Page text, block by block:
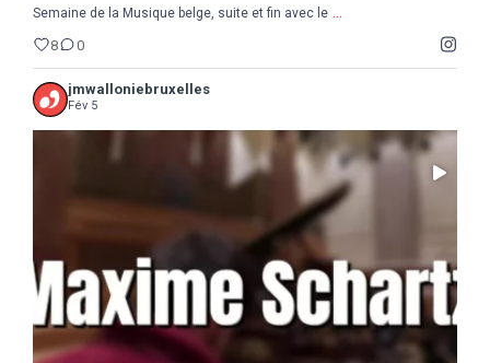
Semaine de la Musique belge, suite et fin avec le ...
8 0
jmwalloniebruxelles
Fév 5
Il ne reste que 10 jours pour sauter le pas :